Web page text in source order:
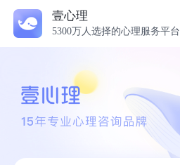
壹心理
5300万人选择的心理服务平台